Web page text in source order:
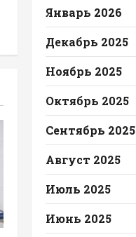
Январь 2026
Декабрь 2025
Ноябрь 2025
Октябрь 2025
Сентябрь 2025
Август 2025
Июль 2025
Июнь 2025